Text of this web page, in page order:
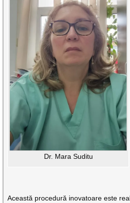
Dr. Mara Suditu
Această procedură inovatoare este